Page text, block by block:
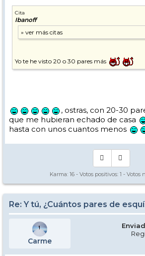
Cita
Ibanoff
Yo te he visto 20 o 30 pares más
, ostras, con 20-30
que me hubieran echado de casa
hasta con unos cuantos menos
Karma: 16 - Votos positivos: 1 - Votos
Re: Y tú, ¿Cuántos pares de
Carme